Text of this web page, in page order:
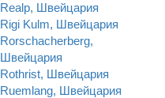
Realp, Швейцария
Rigi Kulm, Швейцария
Rorschacherberg,
Швейцария
Rothrist, Швейцария
Ruemlang, Швейцария